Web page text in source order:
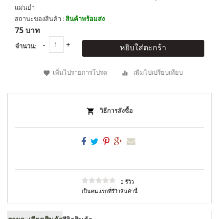
แม่นยำ
สถานะของสินค้า : สินค้าพร้อมส่ง
75 บาท
จำนวน: หยิบใส่ตะกร้า
เพิ่มไปรายการโปรด เพิ่มไปเปรียบเทียบ
วิธีการสั่งซื้อ
0 รีวิว
เป็นคนแรกที่รีวิวสินค้านี้